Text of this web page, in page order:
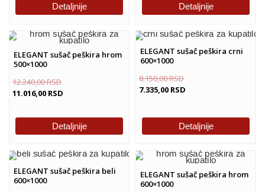
Detaljnije Detaljnije
ELEGANT sušač peškira hrom
500×1000
12.240,00RSD
11.016,00 RSD
Detaljnije
ELEGANT sušač peškira crni
600×1000
8.150,00RSD
7.335,00 RSD
Detaljnije
ELEGANT sušač peškira beli
600×1000
ELEGANT sušač peškira hrom
600×1000